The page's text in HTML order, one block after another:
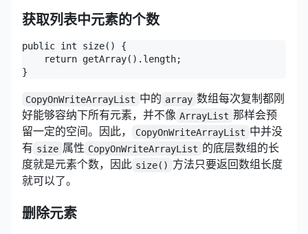
获取列表中元素的个数
public int size() {
    return getArray().length;
}
CopyOnWriteArrayList 中的 array 数组每次复制都刚
好能够容纳下所有元素，并不像 ArrayList 那样会预
留一定的空间。因此，
CopyOnWriteArrayList 中并没
有 size 属性 CopyOnWriteArrayList 的底层数组的长
度就是元素个数，因此 size() 方法只要返回数组长度
就可以了。
删除元素